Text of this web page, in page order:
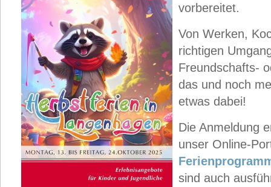
vorbereitet.
Von Werken,
richtigen
Freundschafts-
das und noch
etwas dabei!
Die Anmeldung
unser Online-
sind auch